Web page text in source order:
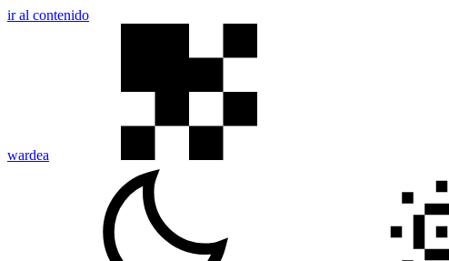
ir al contenido
wardea